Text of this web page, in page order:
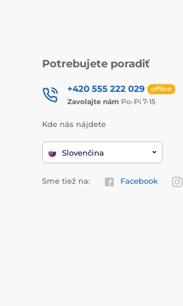
Potrebujete poradiť
+420 555 222 029 offline
Zavolajte nám Po-Pi 7-15
Kde nás nájdete
Slovenčina
Sme tiež na: Facebook